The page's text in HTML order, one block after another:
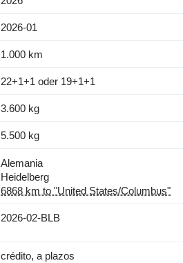
2026-01
1.000 km
22+1+1 oder 19+1+1
3.600 kg
5.500 kg
Alemania
Heidelberg
6868 km to "United States/Columbus"
2026-02-BLB
crédito, a plazos